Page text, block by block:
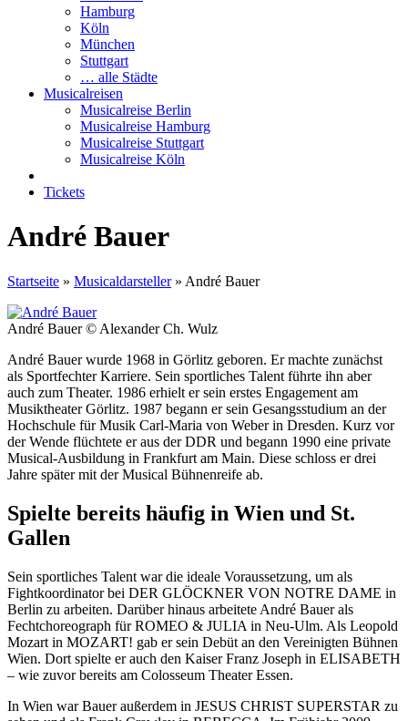
Hamburg
Köln
München
Stuttgart
… alle Städte
Musicalreisen
Musicalreise Berlin
Musicalreise Hamburg
Musicalreise Stuttgart
Musicalreise Köln
Tickets
André Bauer
Startseite » Musicaldarsteller» André Bauer
André Bauer © Alexander Ch. Wulz
André Bauer wurde 1968 in Görlitz geboren. Er machte zunächst
als Sportfechter Karriere. Sein sportliches Talent führte ihn aber
auch zum Theater. 1986 erhielt er sein erstes Engagement am
Musiktheater Görlitz. 1987 begann er sein Gesangsstudium an der
Hochschule für Musik Carl-Maria von Weber in Dresden. Kurz vor
der Wende flüchtete er aus der DDR und begann 1990 eine private
Musical-Ausbildung in Frankfurt am Main. Diese schloss er drei
Jahre später mit der Musical Bühnenreife ab.
Spielte bereits häufig in Wien und St.
Gallen
Sein sportliches Talent war die ideale Voraussetzung, um als
Fightkoordinator bei DER GLÖCKNER VON NOTRE DAME in
Berlin zu arbeiten. Darüber hinaus arbeitete André Bauer als
Fechtchoreograph für ROMEO & JULIA in Neu-Ulm. Als Leopold
Mozart in MOZART! gab er sein Debüt an den Vereinigten Bühnen
Wien. Dort spielte er auch den Kaiser Franz Joseph in ELISABETH
– wie zuvor bereits am Colosseum Theater Essen.
In Wien war Bauer außerdem in JESUS CHRIST SUPERSTAR zu